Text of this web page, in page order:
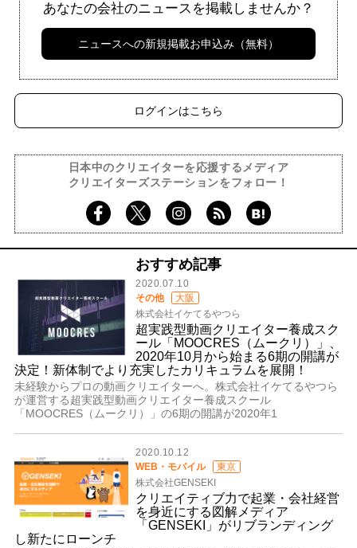
あなたの会社のニュースを掲載しませんか？
ニュースへの新規掲載お申込み（無料）
ログインはこちら
日本中のクリエイターを応援するメディア
クリエイターズステーションをフォロー！
おすすめ記事
2020.07.10
その他
大阪
株式会社イケてるやつら
超実践型動画クリエイター養成スク
ール「MOOCRES（ムークリ）」、
2020年10月から始まる6期の開講が
決定！新体制でより充実したカリキュラムを展開！
未経験からプロの動画クリエイターへ。株式会社イケてるやつら
が運営する超実践型動画クリエイター養成スクール
「MOOCRES（ムークリ）」の6期の開講が2020年1
2020.10.12
WEB・モバイル
東京
株式会社GENSEKI
クリエイティブ力で起業・会社経営
を身近にする図解メディア
「GENSEKI」がリブランディング
し新たにローンチ